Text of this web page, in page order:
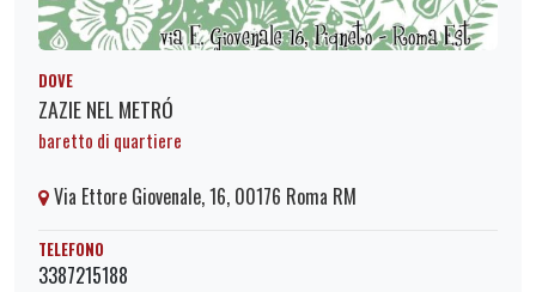
DOVE
ZAZIE NEL METRÓ
baretto di quartiere
Via Ettore Giovenale, 16, 00176 Roma RM
TELEFONO
3387215188